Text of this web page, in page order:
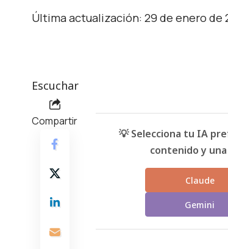
Última actualización: 29 de enero de
Escuchar
Compartir
💡 Selecciona tu IA
contenido y
Claude
Gemini